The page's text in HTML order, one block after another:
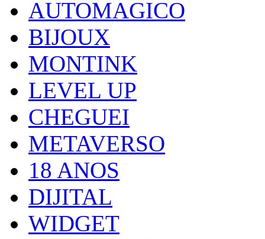
AUTOMAGICO
BIJOUX
MONTINK
LEVEL UP
CHEGUEI
METAVERSO
18 ANOS
DIJITAL
WIDGET